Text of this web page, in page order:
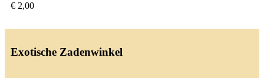
€ 2,00
Exotische Zadenwinkel